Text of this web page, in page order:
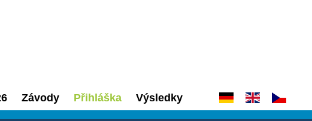
Závody Přihláška Výsledky